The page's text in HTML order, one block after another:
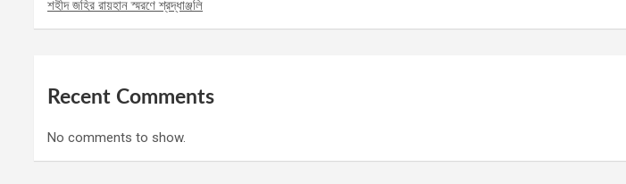
শহীদ জহির রায়হান স্মরণে শ্রদ্ধাঞ্জলি
Recent Comments
No comments to show.